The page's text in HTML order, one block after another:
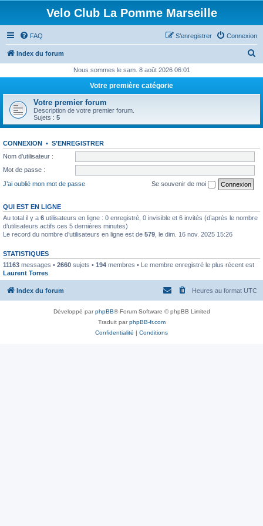
Velo Club La Pomme Marseille
FAQ Connexion
S’enregistrer
Index du forum
h
r
Nous sommes le sam. 8 août 2026 06:01
Votre première catégorie
Votre premier forum
Description de votre premier forum.
Sujets : 5
CONNEXION • S’ENREGISTRER
Nom d’utilisateur :
Mot de passe :
J’ai oublié mon mot de passe
Se souvenir de moi
QUI EST EN LIGNE
Au total il y a 6 utilisateurs en ligne : 0 enregistré, 0 invisible et 6 invités (d’après le nombre
d’utilisateurs actifs ces 5 dernières minutes)
Le record du nombre d’utilisateurs en ligne est de 579 , le dim. 16 nov. 2025 15:26
STATISTIQUES
11163 messages • 2660 sujets • 194 membres • Le membre enregistré le plus récent est
Laurent Torres
Index du forum Heures au format UTC
Développé parphpBB® Forum Software © phpBB Limited
Traduit parphpBB-fr.com
Confidentialité | Conditions